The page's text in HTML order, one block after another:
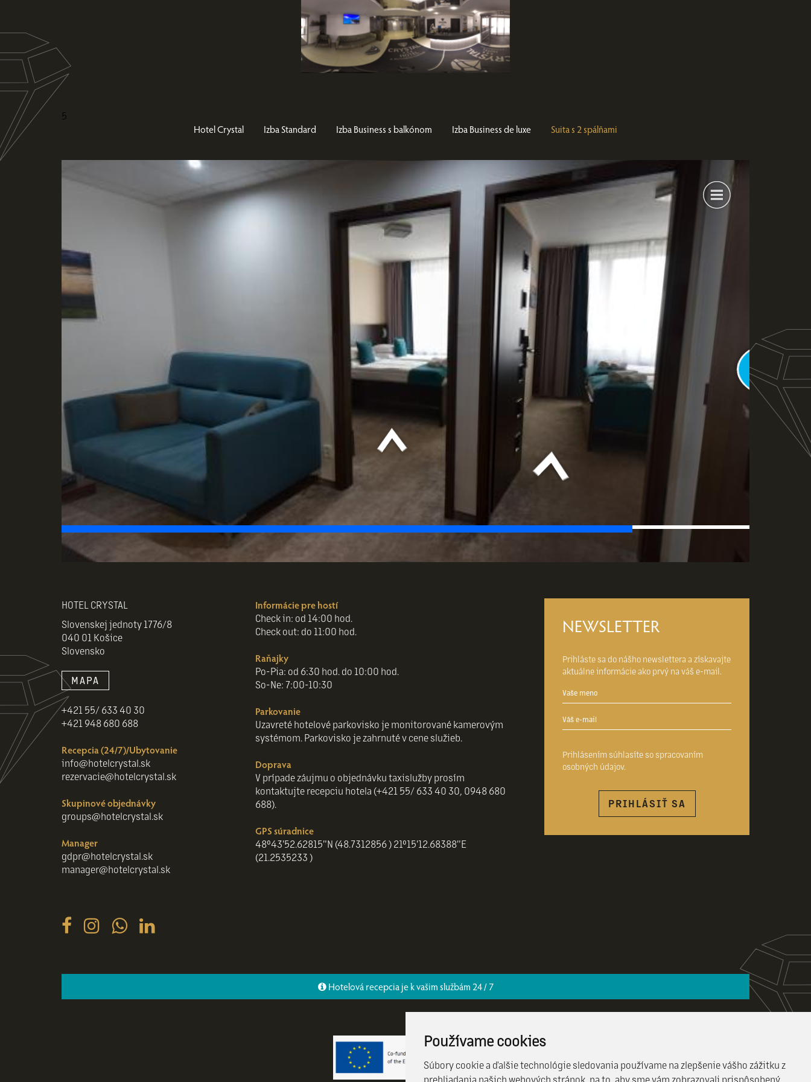
Používame cookies
Súbory cookie a ďalšie technológie sledovania používame na zlepšenie vášho zážitku z
prehliadania našich webových stránok, na to, aby sme vám zobrazovali prispôsobený
5
Hotel Crystal
Izba Standard Izba Business s balkónom Izba Business de luxe Suita s 2 spálňami
HOTEL CRYSTAL
Slovenskej jednoty 1776/8
040 01 Košice
Slovensko
MAPA
+421 55/ 633 40 30
+421 948 680 688
Recepcia (24/7)/Ubytovanie
info@hotelcrystal.sk
rezervacie@hotelcrystal.sk
Skupinové objednávky
groups@hotelcrystal.sk
Manager
gdpr@hotelcrystal.sk
manager@hotelcrystal.sk
Informácie pre hostí
Check in: od 14:00 hod.
Check out: do 11:00 hod.
Raňajky
Po-Pia: od 6:30 hod. do 10:00 hod.
So-Ne: 7:00-10:30
Parkovanie
Uzavreté hotelové parkovisko je monitorované kamerovým
systémom. Parkovisko je zahrnuté v cene služieb.
Doprava
V prípade záujmu o objednávku taxislužby prosím
kontaktujte recepciu hotela (+421 55/ 633 40 30, 0948 680
688).
GPS súradnice
48°43'52.62815"N (48.7312856 ) 21°15'12.68388"E
(21.2535233 )
NEWSLETTER
Prihláste sa do nášho newslettera a získavajte
aktuálne informácie ako prvý na váš e-mail.
Prihlásením súhlasíte so spracovaním
osobných údajov.
PRIHLÁSIŤ SA
Hotelová recepcia je k vašim službám 24 / 7